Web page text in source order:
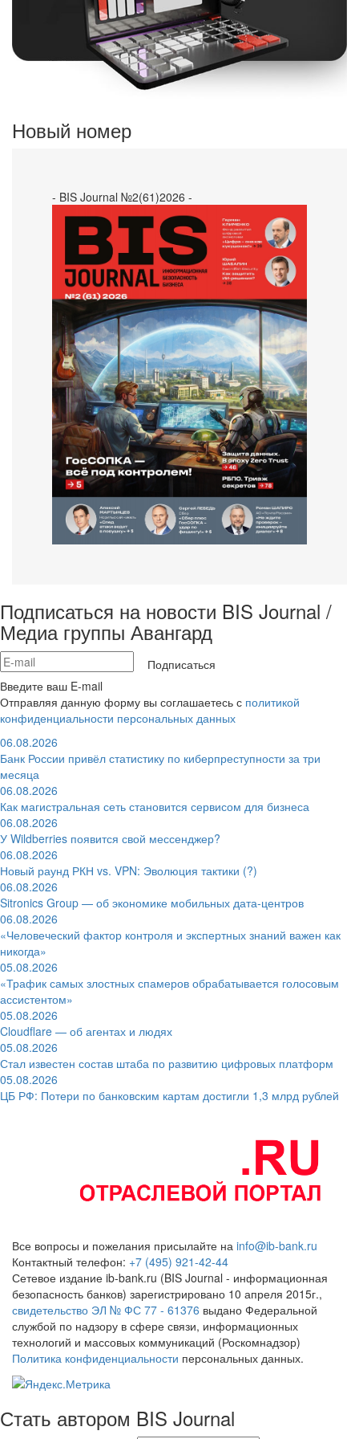
Новый номер
- BIS Journal №2(61)2026 -
Подписаться на новости BIS Journal /
Медиа группы Авангард
Подписаться
Введите ваш E-mail
Отправляя данную форму вы соглашаетесь с политикой
конфиденциальности персональных данных
06.08.2026
Банк России привёл статистику по киберпреступности за три
месяца
06.08.2026
Как магистральная сеть становится сервисом для бизнеса
06.08.2026
У Wildberries появится свой мессенджер?
06.08.2026
Новый раунд РКН vs. VPN: Эволюция тактики (?)
06.08.2026
Sitronics Group — об экономике мобильных дата-центров
06.08.2026
«Человеческий фактор контроля и экспертных знаний важен как
никогда»
05.08.2026
«Трафик самых злостных спамеров обрабатывается голосовым
ассистентом»
05.08.2026
Cloudflare — об агентах и людях
05.08.2026
Стал известен состав штаба по развитию цифровых платформ
05.08.2026
ЦБ РФ: Потери по банковским картам достигли 1,3 млрд рублей
Все вопросы и пожелания присылайте на info@ib-bank.ru
Контактный телефон: +7 (495) 921-42-44
Сетевое издание ib-bank.ru (BIS Journal - информационная
безопасность банков) зарегистрировано 10 апреля 2015г.,
свидетельство ЭЛ № ФС 77 - 61376 выдано Федеральной
службой по надзору в сфере связи, информационных
технологий и массовых коммуникаций (Роскомнадзор)
Политика конфиденциальности персональных данных.
Стать автором BIS Journal